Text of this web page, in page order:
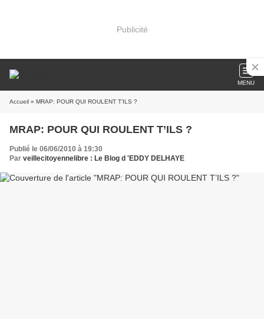
Publicité
MENU
Accueil » MRAP: POUR QUI ROULENT T’ILS ?
MRAP: POUR QUI ROULENT T’ILS ?
Publié le 06/06/2010 à 19:30
Par veillecitoyennelibre : Le Blog d 'EDDY DELHAYE